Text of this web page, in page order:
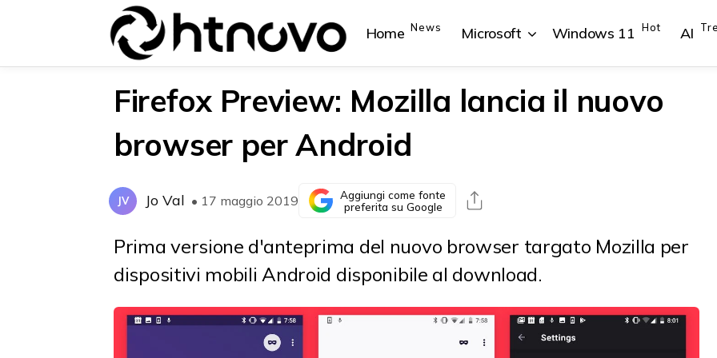
Home News Microsoft
{{POSTS[0].LABEL}} {{POSTS[1].LABEL}}
Windows 11 Hot AI
{{POSTS[0].LABEL}} {{POSTS[1].LABEL}}
Firefox Preview: Mozilla lancia il nuovo
browser per Android
JV Jo Val • 17 maggio 2019
Aggiungi come fonte
preferita su Google
Prima versione d'anteprima del nuovo browser targato Mozilla per
dispositivi mobili Android disponibile al download.